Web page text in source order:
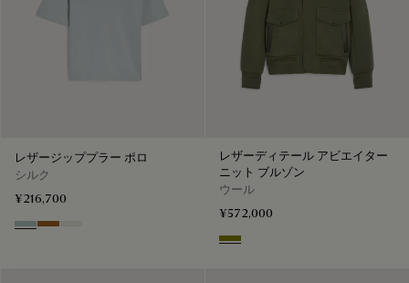
レザージッププラー ポロ
シルク
¥216,700
Duck Egg
Tobacco
レザーディテール アビエイター
ニット ブルゾン
ウール
¥572,000
Olive